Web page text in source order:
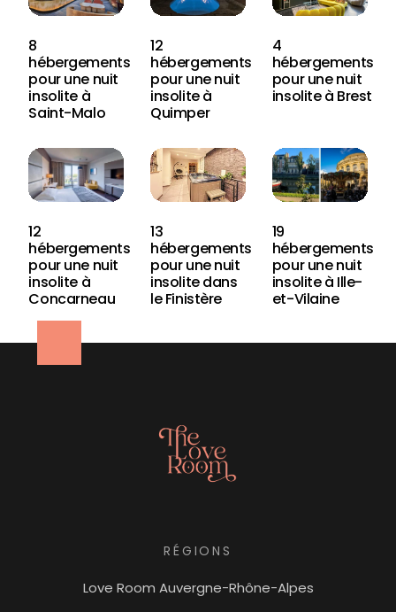
8
hébergements
pour une nuit
insolite à
Saint-Malo
12
hébergements
pour une nuit
insolite à
Quimper
4
hébergements
pour une nuit
insolite à Brest
12
hébergements
pour une nuit
insolite à
Concarneau
13
hébergements
pour une nuit
insolite dans
le Finistère
19
hébergements
pour une nuit
insolite à Ille-
et-Vilaine
RÉGIONS
Love Room Auvergne-Rhône-Alpes